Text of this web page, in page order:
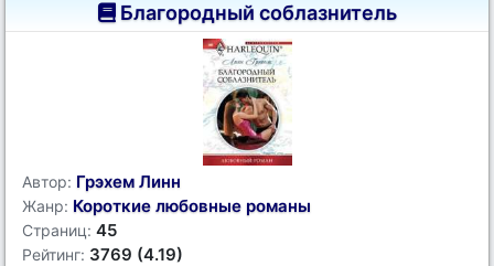
Благородный соблазнитель
Автор: Грэхем Линн
Жанр: Короткие любовные романы
Страниц: 45
Рейтинг: 3769 (4.19)